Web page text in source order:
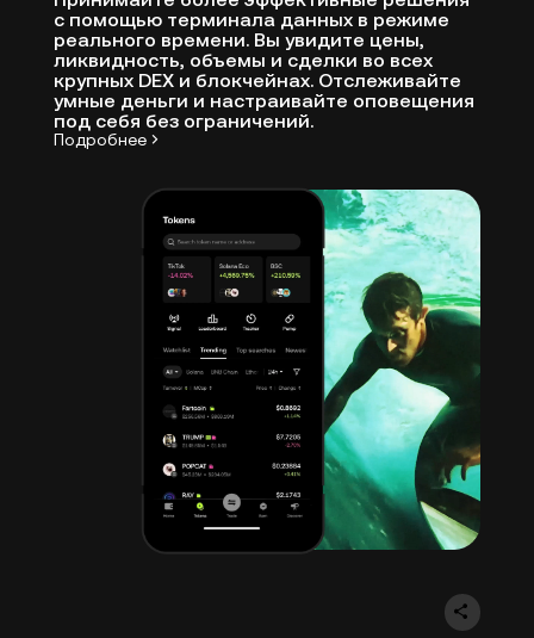
с помощью терминала данных в режиме
реального времени. Вы увидите цены,
ликвидность, объемы и сделки во всех
крупных DEX и блокчейнах. Отслеживайте
умные деньги и настраивайте оповещения
под себя без ограничений.
Подробнее